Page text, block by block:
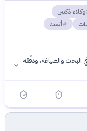
وكلاء ذكيين
أتمتة
البحث والصياغة، ودقّقه